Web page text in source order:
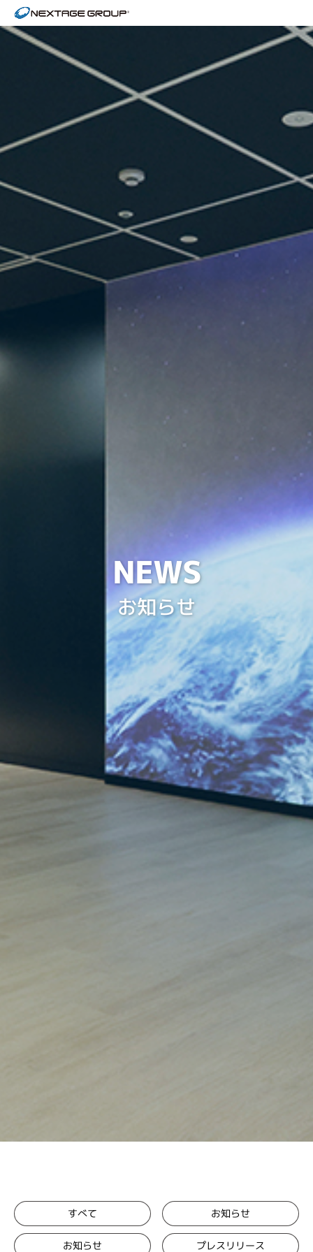
NEWS
お知らせ
すべて お知らせ
お知らせ プレスリリース